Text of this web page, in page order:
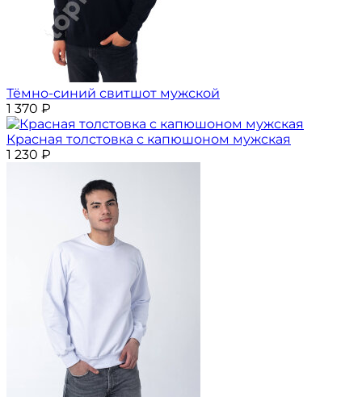
Тёмно-синий свитшот мужской
1 370 ₽
Красная толстовка с капюшоном мужская
1 230 ₽